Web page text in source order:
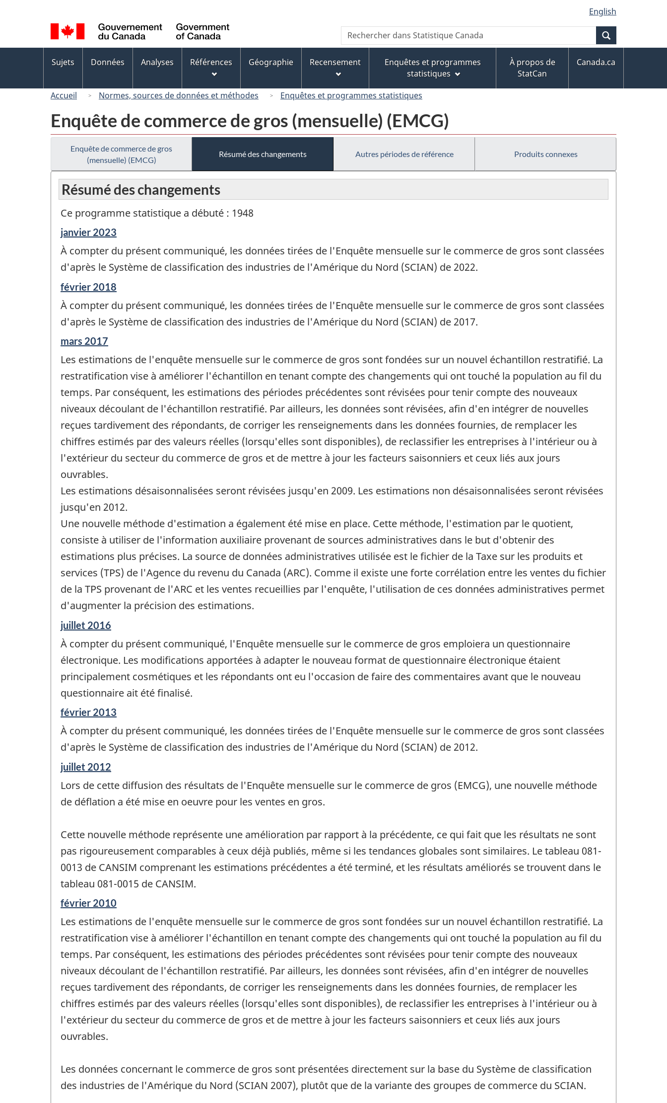
au
contenu
principal
« À
propos
de
ce
version
HTML
simplifiée
de
la
langue
English
Canada
Recherche
Rechercher
dans
Canada
des
Sujets Données Analyses Références Géographie Recensement
Enquêtes et programmes
statistiques
À propos de
StatCan
Canada.ca
Accueil Normes, sources de données et méthodes Enquêtes et programmes statistiques
Enquête de commerce de gros (mensuelle) (EMCG)
Enquête de commerce de gros
(mensuelle) (EMCG)
Résumé des changements Autres périodes de référence Produits connexes
Résumé des changements
Ce programme statistique a débuté : 1948
Période
de
référence
de
changement
-
janvier 2023
À compter du présent communiqué, les données tirées de l'Enquête mensuelle sur le commerce de gros sont classées
d'après le Système de classification des industries de l'Amérique du Nord (SCIAN) de 2022.
Période
de
référence
de
changement
-
février 2018
À compter du présent communiqué, les données tirées de l'Enquête mensuelle sur le commerce de gros sont classées
d'après le Système de classification des industries de l'Amérique du Nord (SCIAN) de 2017.
Période
référence
de
-
mars 2017
Les estimations de l'enquête mensuelle sur le commerce de gros sont fondées sur un nouvel échantillon restratifié. La
restratification vise à améliorer l'échantillon en tenant compte des changements qui ont touché la population au fil du
temps. Par conséquent, les estimations des périodes précédentes sont révisées pour tenir compte des nouveaux
niveaux découlant de l'échantillon restratifié. Par ailleurs, les données sont révisées, afin d'en intégrer de nouvelles
reçues tardivement des répondants, de corriger les renseignements dans les données fournies, de remplacer les
chiffres estimés par des valeurs réelles (lorsqu'elles sont disponibles), de reclassifier les entreprises à l'intérieur ou à
l'extérieur du secteur du commerce de gros et de mettre à jour les facteurs saisonniers et ceux liés aux jours
ouvrables.
Les estimations désaisonnalisées seront révisées jusqu'en 2009. Les estimations non désaisonnalisées seront révisées
jusqu'en 2012.
Une nouvelle méthode d'estimation a également été mise en place. Cette méthode, l'estimation par le quotient,
consiste à utiliser de l'information auxiliaire provenant de sources administratives dans le but d'obtenir des
estimations plus précises. La source de données administratives utilisée est le fichier de la Taxe sur les produits et
services (TPS) de l'Agence du revenu du Canada (ARC). Comme il existe une forte corrélation entre les ventes du fichier
de la TPS provenant de l'ARC et les ventes recueillies par l'enquête, l'utilisation de ces données administratives permet
d'augmenter la précision des estimations.
Période
de
référence
de
changement
-
juillet 2016
À compter du présent communiqué, l'Enquête mensuelle sur le commerce de gros emploiera un questionnaire
électronique. Les modifications apportées à adapter le nouveau format de questionnaire électronique étaient
principalement cosmétiques et les répondants ont eu l'occasion de faire des commentaires avant que le nouveau
questionnaire ait été finalisé.
Période
de
référence
de
changement
-
février 2013
À compter du présent communiqué, les données tirées de l'Enquête mensuelle sur le commerce de gros sont classées
d'après le Système de classification des industries de l'Amérique du Nord (SCIAN) de 2012.
Période
référence
de
juillet 2012
Lors de cette diffusion des résultats de l'Enquête mensuelle sur le commerce de gros (EMCG), une nouvelle méthode
de déflation a été mise en oeuvre pour les ventes en gros.
Cette nouvelle méthode représente une amélioration par rapport à la précédente, ce qui fait que les résultats ne sont
pas rigoureusement comparables à ceux déjà publiés, même si les tendances globales sont similaires. Le tableau 081-
0013 de CANSIM comprenant les estimations précédentes a été terminé, et les résultats améliorés se trouvent dans le
tableau 081-0015 de CANSIM.
Période
référence
de
-
février 2010
Les estimations de l'enquête mensuelle sur le commerce de gros sont fondées sur un nouvel échantillon restratifié. La
restratification vise à améliorer l'échantillon en tenant compte des changements qui ont touché la population au fil du
temps. Par conséquent, les estimations des périodes précédentes sont révisées pour tenir compte des nouveaux
niveaux découlant de l'échantillon restratifié. Par ailleurs, les données sont révisées, afin d'en intégrer de nouvelles
reçues tardivement des répondants, de corriger les renseignements dans les données fournies, de remplacer les
chiffres estimés par des valeurs réelles (lorsqu'elles sont disponibles), de reclassifier les entreprises à l'intérieur ou à
l'extérieur du secteur du commerce de gros et de mettre à jour les facteurs saisonniers et ceux liés aux jours
ouvrables.
Les données concernant le commerce de gros sont présentées directement sur la base du Système de classification
des industries de l'Amérique du Nord (SCIAN 2007), plutôt que de la variante des groupes de commerce du SCIAN.